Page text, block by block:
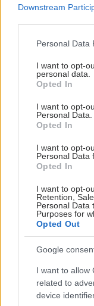
Downstream
Please note that
not limited to your
grant or deny
use your data for
consent section.
Personal Data
I want to opt-
personal data.
Opted In
I want to opt-
Personal Data.
Opted In
I want to opt-
Personal Data
Opted In
I want to opt-
Retention,
Personal Data
Purposes for
Opted Out
Google
I want to allow
related to
device
Τετάρτη, 12 Δεκεμβρίου
Τα ‘μυστικά’ των
Δευτέρα, 01 Οκτωβρίου
Αντισταθείτε στην
Παρασκευή, 27
Μην κρατάτε τις